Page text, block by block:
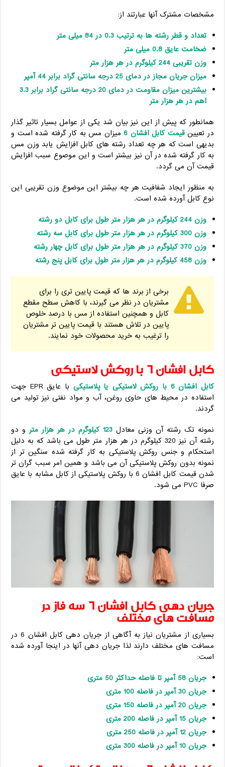
مشخصات مشترک آنها عبارتند از:
تعداد و قطر رشته ها به ترتیب 0.3 در 84 میلی متر
ضخامت عایق 0.8 میلی متر
وزن تقریبی 244 کیلوگرم در هر هزار متر
میزان جریان مجاز در دمای 25 درجه سانتی گراد برابر 44 آمپر
بیشترین میزان مقاومت در دمای 20 درجه سانتی گراد برابر 3.3
اهم در هر هزار متر
همانطور که پیش از این نیز بیان شد یکی از عوامل بسیار تاثیر گذار
در تعیینقیمت کابل افشان 6
میزان مس به کار گرفته شده است و
بدیهی است که هر چه تعداد رشته های کابل افزایش یابد وزن مس
به کار گرفته شده در آن نیز بیشتر است و این موصوع سبب افزایش
قیمت آن می گردد.
به منظور ایجاد شفافیت هر چه بیشتر این موضوع وزن تقریبی این
نوع کابل آورده شده است.
وزن 244 کیلوگرم در هر هزار متر طول برای کابل دو رشته
وزن 300 کیلوگرم در هر هزار متر طول برای کابل سه رشته
وزن 370 کیلوگرم در هر هزار متر طول برای کابل چهار رشته
وزن 458 کیلوگرم در هر هزار متر طول برای کابل پنج رشته
برخی از برند ها که قیمت پایین تری را برای
مشتریان در نظر می گیرند، با کاهش سطح مقطع
کابل و همچنین استفاده از مس با درصد خلوص
پایین در تلاش هستند با قیمت پایین تر مشتریان
را ترغیب به خرید محصولات خود نمایند.
کابل افشان 6 با روکش لاستیکی
کابل افشان 6 با روکش لاستیکی یا پلاستیکی
با عایق EPR جهت
استفاده در محیط های حاوی روغن، آب و مواد نفتی نیز تولید می
گردند.
نمونه تک رشته آن وزنی معادل
و دو
رشته آن نیز 320 کیلوگرم در هر هزار متر طول می باشد که به دلیل
استحکام و جنس روکش پلاستیکی به کار گرفته شده سنگین تر از
نمونه بدون روکش پلاستیکی آن می باشد و همین امر سبب گران تر
شدن قیمت کابل افشان 6 با روکش پلاستیکی از کابل مشابه با عایق
صرفا PVC می شود.
جریان دهی کابل افشان 6 سه فاز در
مسافت های مختلف
بسیاری از مشتریان نیاز به آگاهی از جریان دهی کابل افشان 6 در
مسافت های مختلف دارند لذا جریان دهی آنها در اینجا آورده شده
است:
جریان 58 آمپر تا فاصله حداکثر 50 متری
جریان 30 آمپر در فاصله 100 متری
جریان 20 آمپر در فاصله 150 متری
جریان 15 آمپر در فاصله 200 متری
جریان 12 آمپر در فاصله 250 متری
جریان 10 آمپر در فاصله 300 متری